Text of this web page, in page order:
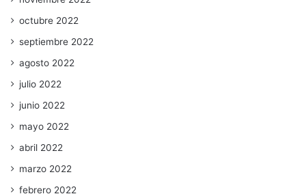
octubre 2022
septiembre 2022
agosto 2022
julio 2022
junio 2022
mayo 2022
abril 2022
marzo 2022
febrero 2022